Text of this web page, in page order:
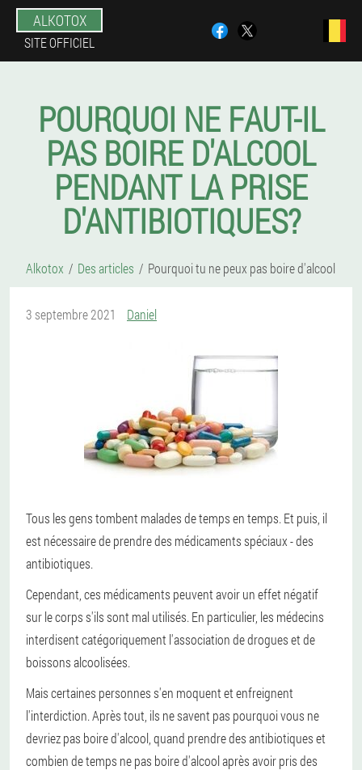
ALKOTOX
SITE OFFICIEL
POURQUOI NE FAUT-IL
PAS BOIRE D'ALCOOL
PENDANT LA PRISE
D'ANTIBIOTIQUES?
Alkotox Des articles Pourquoi tu ne peux pas boire d'alcool
3 septembre 2021 Daniel
Tous les gens tombent malades de temps en temps. Et puis, il
est nécessaire de prendre des médicaments spéciaux - des
antibiotiques.
Cependant, ces médicaments peuvent avoir un effet négatif
sur le corps s'ils sont mal utilisés. En particulier, les médecins
interdisent catégoriquement l'association de drogues et de
boissons alcoolisées.
Mais certaines personnes s'en moquent et enfreignent
l'interdiction. Après tout, ils ne savent pas pourquoi vous ne
devriez pas boire d'alcool, quand prendre des antibiotiques et
combien de temps ne pas boire d'alcool après avoir pris des